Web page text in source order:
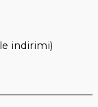
indirimi)